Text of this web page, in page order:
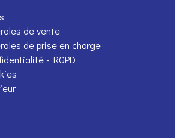
de vente
de prise en charge
- RGPD